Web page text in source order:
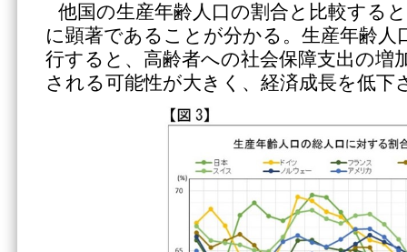
他国の生産年齢人口の割合と比較する
に顕著であることが分かる。生産年齢人
行すると、高齢者への社会保障支出の増
される可能性が大きく、経済成長を低下